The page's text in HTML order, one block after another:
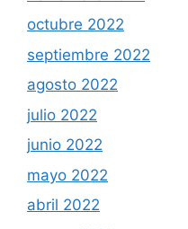
octubre 2022
septiembre 2022
agosto 2022
julio 2022
junio 2022
mayo 2022
abril 2022